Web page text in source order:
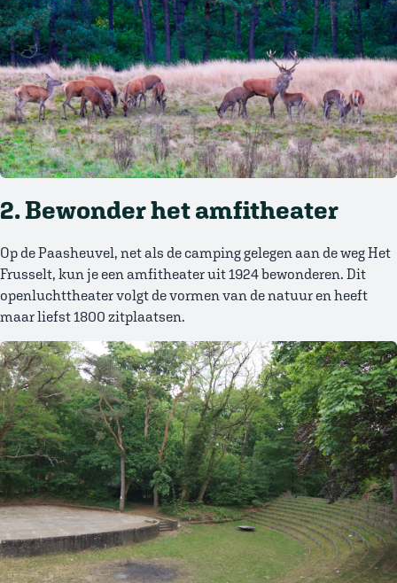
2. Bewonder het amfitheater
Op de Paasheuvel, net als de camping gelegen aan de weg Het
Frusselt, kun je een amfitheater uit 1924 bewonderen. Dit
openluchttheater volgt de vormen van de natuur en heeft
maar liefst 1800 zitplaatsen.
Afbeelding